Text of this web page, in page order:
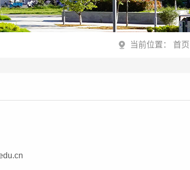
当前位置： 首页